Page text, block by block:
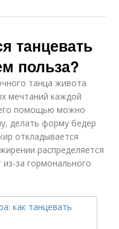
танцевать
польза?
танца живота
мечтаний каждой
помощью можно
делать форму бедер
откладывается
распределяется
за гормонального